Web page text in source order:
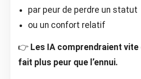
par peur de perdre un statut
ou un confort relatif
👉 Les IA comprendraient
fait plus peur que l’ennui.